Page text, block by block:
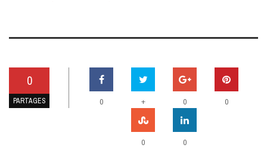
0
PARTAGES 0 + 0 0
0 0